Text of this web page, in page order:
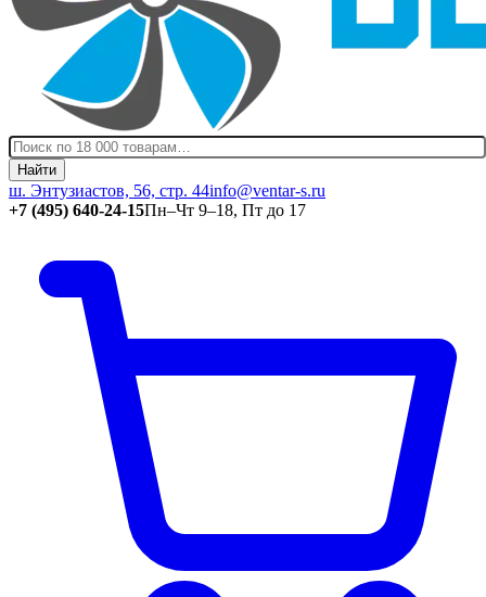
Найти
ш. Энтузиастов, 56, стр. 44info@ventar-s.ru
+7 (495) 640-24-15Пн–Чт 9–18, Пт до 17